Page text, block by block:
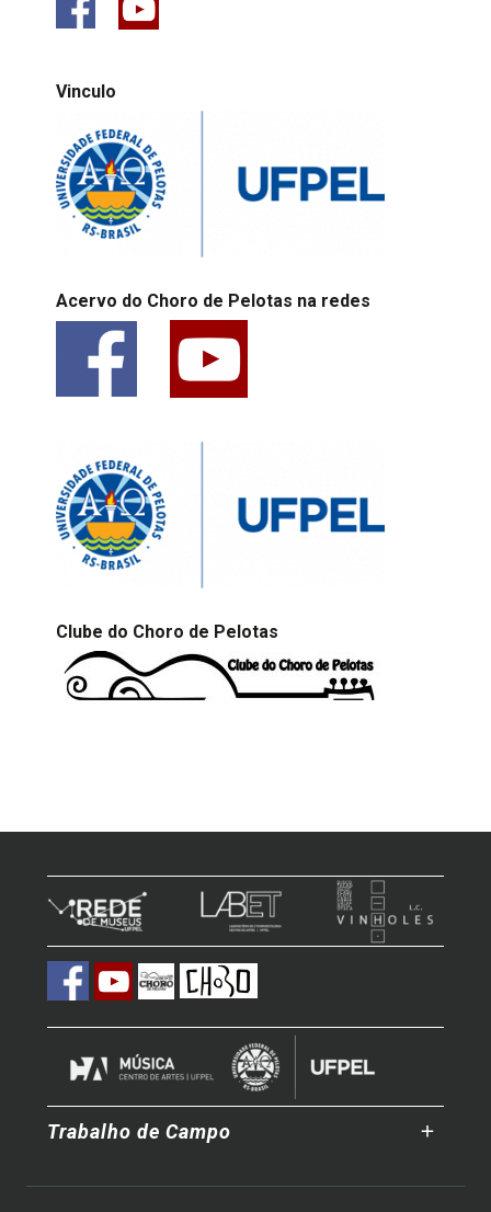
Vinculo
Acervo do Choro de Pelotas na redes
Clube do Choro de Pelotas
Trabalho de Campo